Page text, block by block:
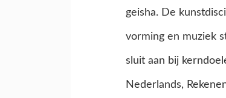
geisha. De
vorming en muziek
sluit aan bij
Nederlands,